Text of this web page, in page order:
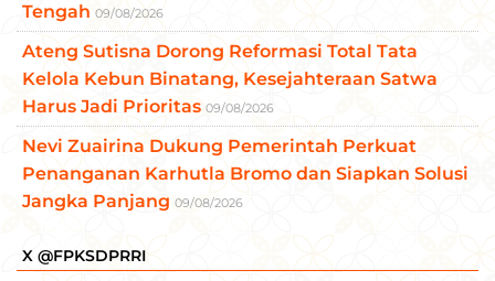
Tengah 09/08/2026
Ateng Sutisna Dorong Reformasi Total Tata
Kelola Kebun Binatang, Kesejahteraan Satwa
Harus Jadi Prioritas 09/08/2026
Nevi Zuairina Dukung Pemerintah Perkuat
Penanganan Karhutla Bromo dan Siapkan Solusi
Jangka Panjang 09/08/2026
X @FPKSDPRRI